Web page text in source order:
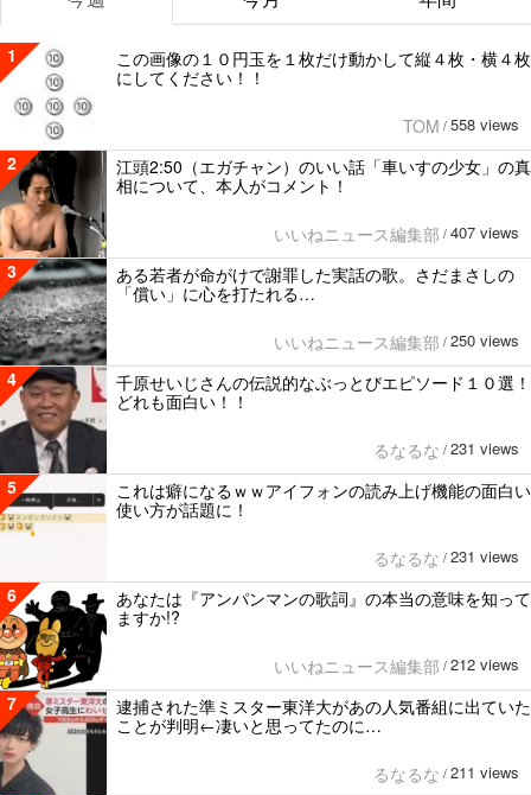
1
この画像の１０円玉を１枚だけ動かして縦４枚・横４枚
にしてください！！
TOM / 558 views
2
江頭2:50（エガチャン）のいい話「車いすの少女」の真
相について、本人がコメント！
いいねニュース編集部 / 407 views
3
ある若者が命がけで謝罪した実話の歌。さだまさしの
「償い」に心を打たれる…
いいねニュース編集部 / 250 views
4
千原せいじさんの伝説的なぶっとびエピソード１０選！
どれも面白い！！
るなるな / 231 views
5
これは癖になるｗｗアイフォンの読み上げ機能の面白い
使い方が話題に！
るなるな / 231 views
6
あなたは『アンパンマンの歌詞』の本当の意味を知って
ますか!?
いいねニュース編集部 / 212 views
7
逮捕された準ミスター東洋大があの人気番組に出ていた
ことが判明←凄いと思ってたのに…
るなるな / 211 views